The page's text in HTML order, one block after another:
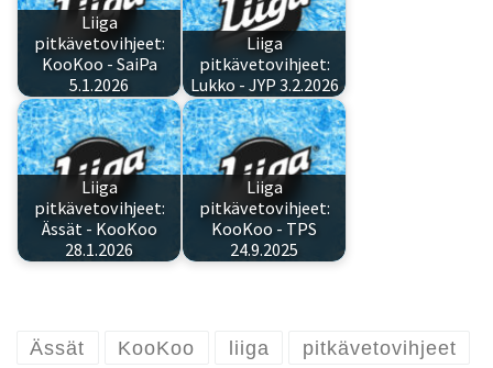
Liiga
pitkävetovihjeet:
KooKoo - SaiPa
5.1.2026
Liiga
pitkävetovihjeet:
Lukko - JYP 3.2.2026
Liiga
pitkävetovihjeet:
Ässät - KooKoo
28.1.2026
Liiga
pitkävetovihjeet:
KooKoo - TPS
24.9.2025
Ässät KooKoo liiga pitkävetovihjeet